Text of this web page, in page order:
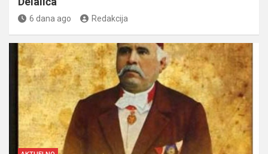
6 dana ago Redakcija